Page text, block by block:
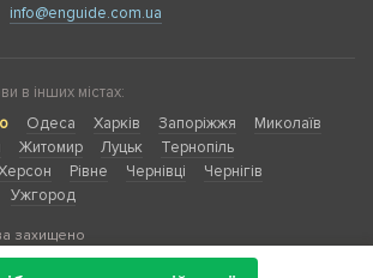
info@enguide.com.ua
в інших містах:
Одеса Харків Запоріжжя
Миколаїв
Житомир Луцьк
Тернопіль
Рівне Чернівці
Чернігів
Ужгород
захищено